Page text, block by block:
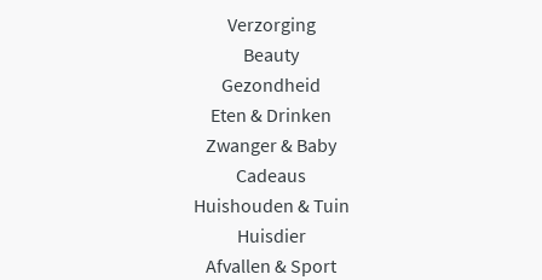
Verzorging
Beauty
Gezondheid
Eten & Drinken
Zwanger & Baby
Cadeaus
Huishouden & Tuin
Huisdier
Afvallen & Sport